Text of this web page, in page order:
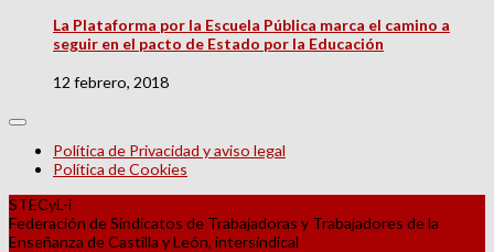
La Plataforma por la Escuela Pública marca el camino a
seguir en el pacto de Estado por la Educación
12 febrero, 2018
Política de Privacidad y aviso legal
Política de Cookies
STECyL-i
Federación de Sindicatos de Trabajadoras y Trabajadores de la
Enseñanza de Castilla y León, intersindical